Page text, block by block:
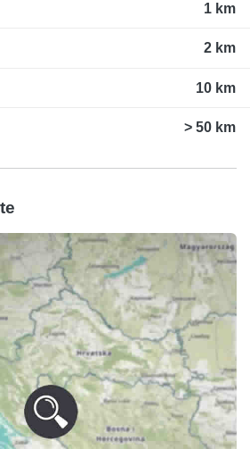
1 km
2 km
10 km
> 50 km